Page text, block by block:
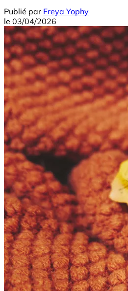
Publié par Freya Yophy
le 03/04/2026